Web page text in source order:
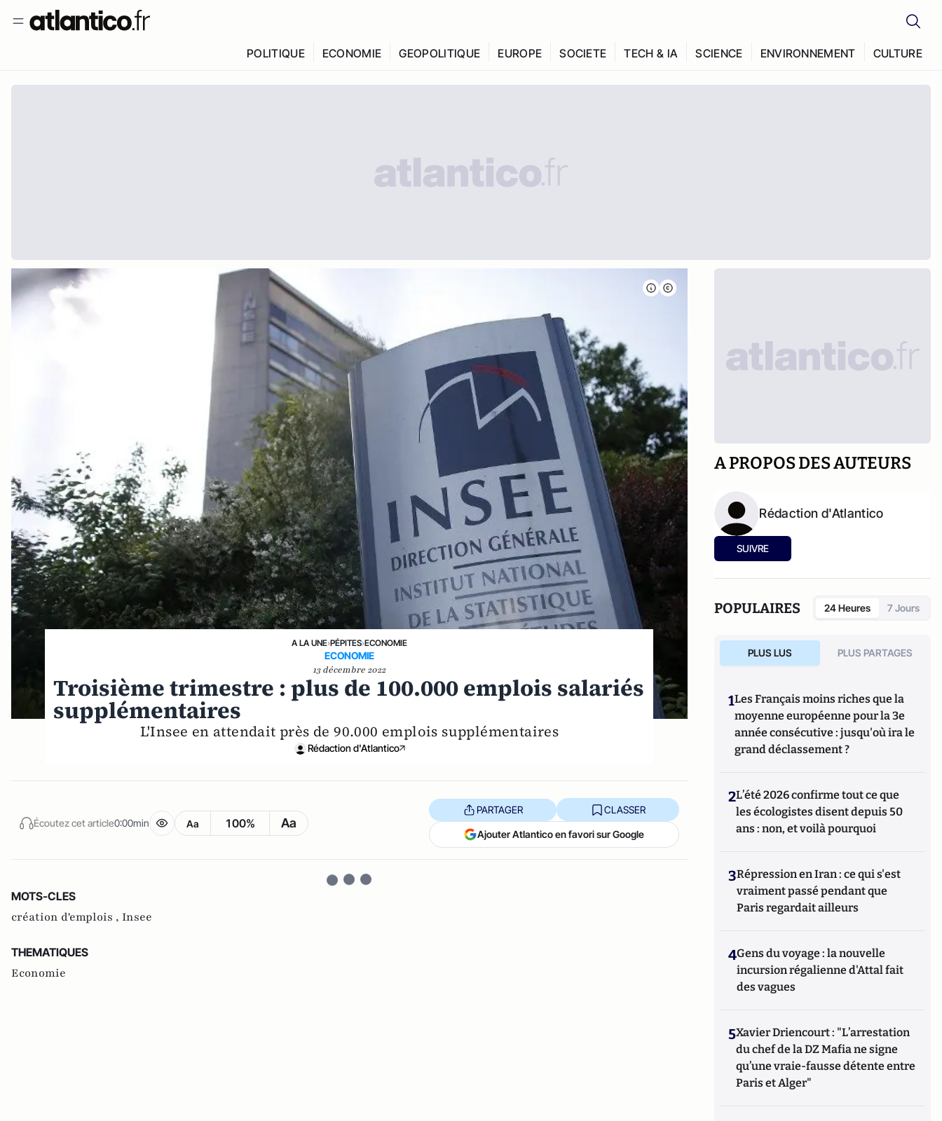
POLITIQUE ECONOMIE GEOPOLITIQUE EUROPE SOCIETE TECH & IA SCIENCE ENVIRONNEMENT CULTURE
A LA UNE›PÉPITES›ECONOMIE
ECONOMIE
13 décembre 2022
Troisième trimestre : plus de 100.000 emplois salariés
supplémentaires
L'Insee en attendait près de 90.000 emplois supplémentaires
Rédaction d'Atlantico
Écoutez cet article0:00min Aa 100% Aa
PARTAGER CLASSER
Ajouter Atlantico en favori sur Google
MOTS-CLES
création d'emplois , Insee
THEMATIQUES
Economie
A PROPOS DES AUTEURS
Rédaction d'Atlantico
SUIVRE
POPULAIRES 24 Heures 7 Jours
PLUS LUS PLUS PARTAGES
1Les Français moins riches que la
moyenne européenne pour la 3e
année consécutive : jusqu'où ira le
grand déclassement ?
2L’été 2026 confirme tout ce que
les écologistes disent depuis 50
ans : non, et voilà pourquoi
3Répression en Iran : ce qui s'est
vraiment passé pendant que
Paris regardait ailleurs
4Gens du voyage : la nouvelle
incursion régalienne d'Attal fait
des vagues
5Xavier Driencourt : "L’arrestation
du chef de la DZ Mafia ne signe
qu’une vraie-fausse détente entre
Paris et Alger"